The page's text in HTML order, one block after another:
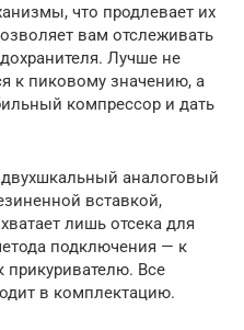
что продлевает их
вам отслеживать
Лучше не
к пиковому значению, а
компрессор и дать
двухшкальный аналоговый
вставкой,
лишь отсека для
подключения — к
прикуривателю. Все
в комплектацию.